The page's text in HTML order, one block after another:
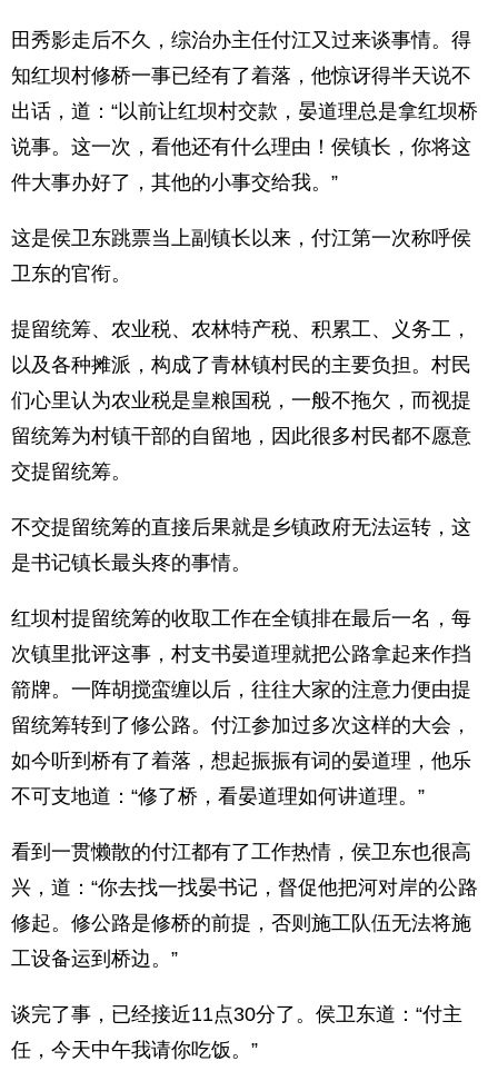
田秀影走后不久，综治办主任付江又过来谈事情。得
知红坝村修桥一事已经有了着落，他惊讶得半天说不
出话，道：“以前让红坝村交款，晏道理总是拿红坝桥
说事。这一次，看他还有什么理由！侯镇长，你将这
件大事办好了，其他的小事交给我。”
这是侯卫东跳票当上副镇长以来，付江第一次称呼侯
卫东的官衔。
提留统筹、农业税、农林特产税、积累工、义务工，
以及各种摊派，构成了青林镇村民的主要负担。村民
们心里认为农业税是皇粮国税，一般不拖欠，而视提
留统筹为村镇干部的自留地，因此很多村民都不愿意
交提留统筹。
不交提留统筹的直接后果就是乡镇政府无法运转，这
是书记镇长最头疼的事情。
红坝村提留统筹的收取工作在全镇排在最后一名，每
次镇里批评这事，村支书晏道理就把公路拿起来作挡
箭牌。一阵胡搅蛮缠以后，往往大家的注意力便由提
留统筹转到了修公路。付江参加过多次这样的大会，
如今听到桥有了着落，想起振振有词的晏道理，他乐
不可支地道：“修了桥，看晏道理如何讲道理。”
看到一贯懒散的付江都有了工作热情，侯卫东也很高
兴，道：“你去找一找晏书记，督促他把河对岸的公路
修起。修公路是修桥的前提，否则施工队伍无法将施
工设备运到桥边。”
谈完了事，已经接近11点30分了。侯卫东道：“付主
任，今天中午我请你吃饭。”